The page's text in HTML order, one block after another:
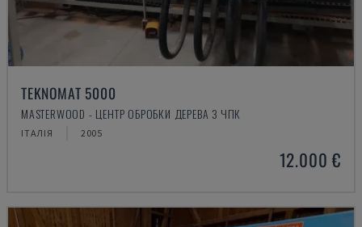
TEKNOMAT 5000
MASTERWOOD - ЦЕНТР ОБРОБКИ ДЕРЕВА З ЧПК
ІТАЛІЯ 2005
12.000 €